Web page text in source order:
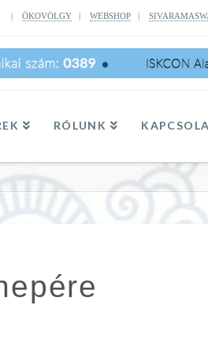
| ÖKOVÖLGY| WEBSHOP|
RÓLUNK